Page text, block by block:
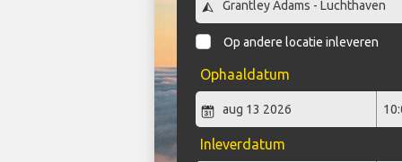
Op andere locatie inleveren
Ophaaldatum
Inleverdatum